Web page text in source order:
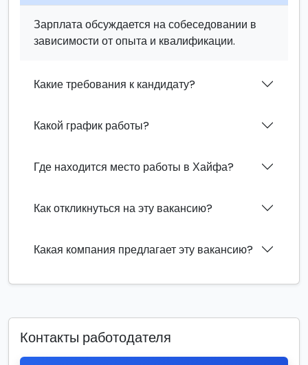
Зарплата обсуждается на собеседовании в
зависимости от опыта и квалификации.
Какие требования к кандидату?
Какой график работы?
Где находится место работы в Хайфа?
Как откликнуться на эту вакансию?
Какая компания предлагает эту вакансию?
Контакты работодателя